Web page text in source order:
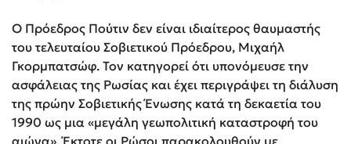
Ο Πρόεδρος Πούτιν δεν είναι ιδιαίτερος θαυμαστής
του τελευταίου Σοβιετικού Πρόεδρου, Μιχαήλ
Γκορμπατσώφ. Τον κατηγορεί ότι υπονόμευσε την
ασφάλειας της Ρωσίας και έχει περιγράψει τη διάλυση
της πρώην Σοβιετικής Ένωσης κατά τη δεκαετία του
1990 ως μια «μεγάλη γεωπολιτική καταστροφή του